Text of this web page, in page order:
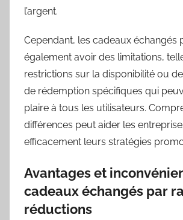
l’argent.
Cependant, les cadeaux échangés
également avoir des limitations,
restrictions sur la disponibilité ou
de rédemption spécifiques qui
plaire à tous les utilisateurs.
différences peut aider les
efficacement leurs stratégies
Avantages et
cadeaux échangés par
réductions